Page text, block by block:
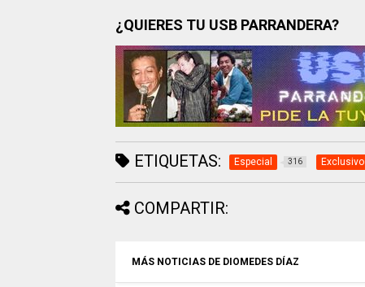
¿QUIERES TU USB PARRANDERA?
ETIQUETAS: Especial 316 Exclusivo
COMPARTIR:
MÁS NOTICIAS DE DIOMEDES DÍAZ